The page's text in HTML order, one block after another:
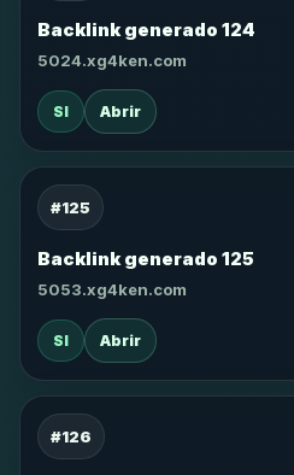
Backlink generado 124
5024.xg4ken.com
SI Abrir
#125
Backlink generado 125
5053.xg4ken.com
SI Abrir
#126